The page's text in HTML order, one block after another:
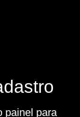
painel para